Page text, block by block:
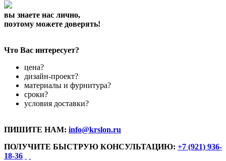
вы знаете нас лично,
поэтому можете доверять!
Что Вас интересует?
цена?
дизайн-проект?
материалы и фурнитура?
сроки?
условия доставки?
ПИШИТЕ НАМ: info@krslon.ru
ПОЛУЧИТЕ БЫСТРУЮ КОНСУЛЬТАЦИЮ: +7 (921) 936-
18-36